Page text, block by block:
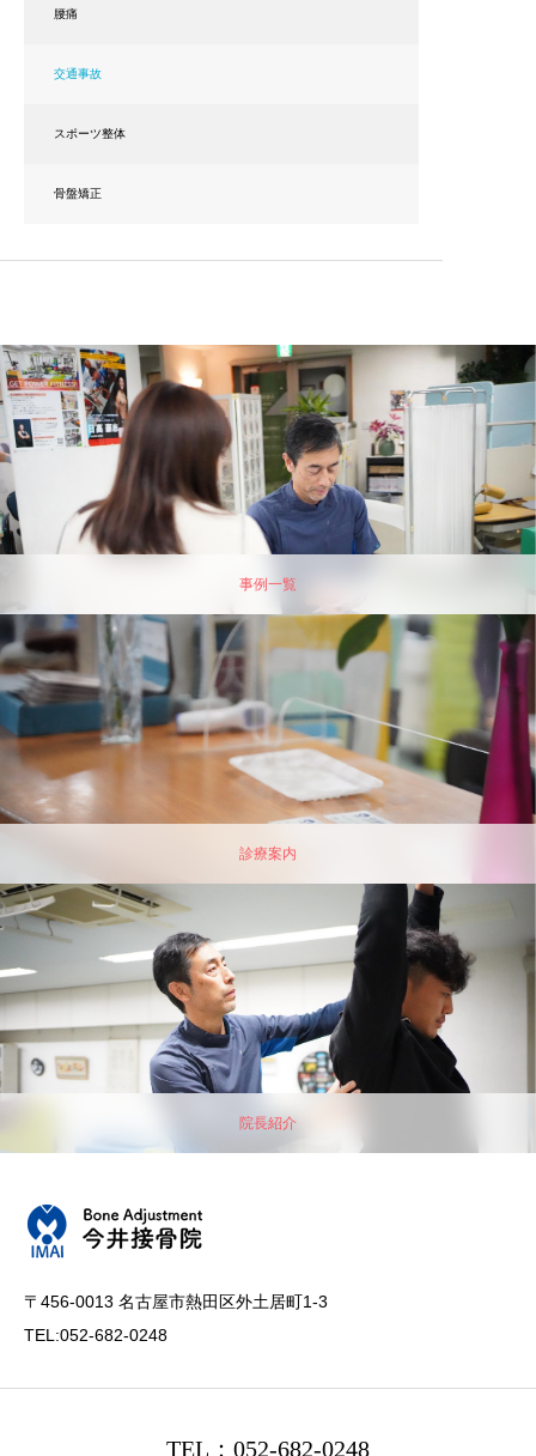
腰痛
交通事故
スポーツ整体
骨盤矯正
事例一覧
診療案内
院長紹介
〒456-0013 名古屋市熱田区外土居町1-3
TEL:052-682-0248
TEL：052-682-0248